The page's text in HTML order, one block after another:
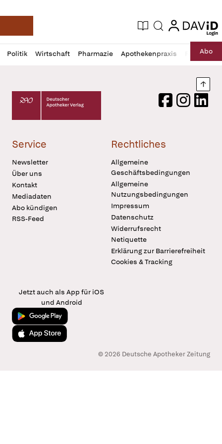
Deutsche Apotheker Zeitung
Aktuelle Ausgabe
Suche login
login
Politik Wirtschaft Pharmazie Apothekenpraxis RechtAbo
Profil
öffnen
Daz
Pur
Deutscher Apotheker Verlag Logo
FacebookInstagram
Service
Newsletter
Über uns
Kontakt
Mediadaten
Abo kündigen
RSS-Feed
Rechtliches
Allgemeine
Geschäftsbedingungen
Allgemeine
Nutzungsbedingungen
Impressum
Datenschutz
Widerrufsrecht
Netiquette
Erklärung zur Barrierefreiheit
Cookies & Tracking
Jetzt auch als App für iOS
und Android
Jetzt bei Google Play
Laden im App Store
© 2026 Deutsche Apotheker Zeitung